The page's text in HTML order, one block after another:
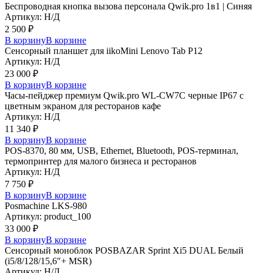
Беспроводная кнопка вызова персонала Qwik.pro 1в1 | Cиняя
Артикул: Н/Д
2 500 ₽
В корзинуВ корзине
Сенсорный планшет для iikoMini Lenovo Tab P12
Артикул: Н/Д
23 000 ₽
В корзинуВ корзине
Часы-пейджер премиум Qwik.pro WL-CW7C черные IP67 с
цветным экраном для ресторанов кафе
Артикул: Н/Д
11 340 ₽
В корзинуВ корзине
POS-8370, 80 мм, USB, Ethernet, Bluetooth, POS-терминал,
термопринтер для малого бизнеса и ресторанов
Артикул: Н/Д
7 750 ₽
В корзинуВ корзине
Posmaсhine LKS-980
Артикул: product_100
33 000 ₽
В корзинуВ корзине
Сенсорный моноблок POSBAZAR Sprint Хi5 DUAL Белый
(i5/8/128/15,6″+ MSR)